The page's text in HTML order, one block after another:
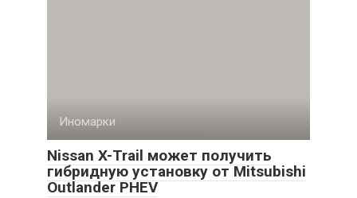
Иномарки
Nissan X-Trail может получить
гибридную установку от Mitsubishi
Outlander PHEV